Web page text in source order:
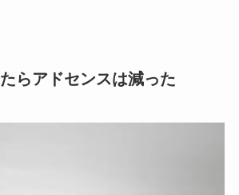
らアドセンスは減った